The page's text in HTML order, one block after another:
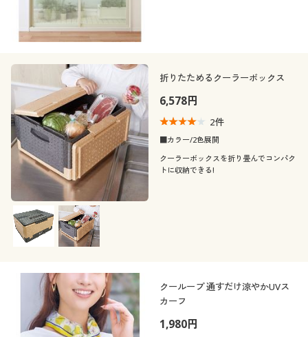
折りたためるクーラーボックス
6,578円
2件
■カラー/2色展開
クーラーボックスを折り畳んでコンパク
トに収納できる!
クーループ 通すだけ涼やかUVス
カーフ
1,980円